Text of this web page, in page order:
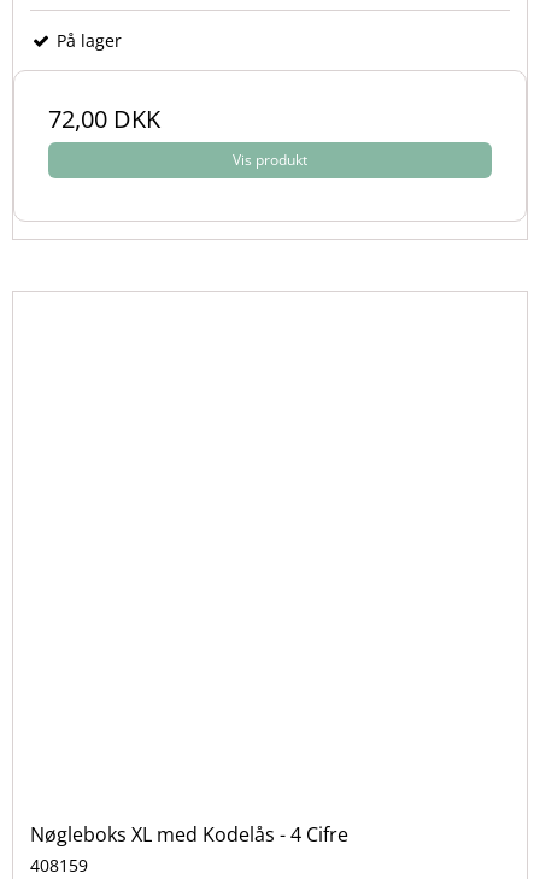
På lager
72,00 DKK
Vis produkt
Nøgleboks XL med Kodelås - 4 Cifre
408159